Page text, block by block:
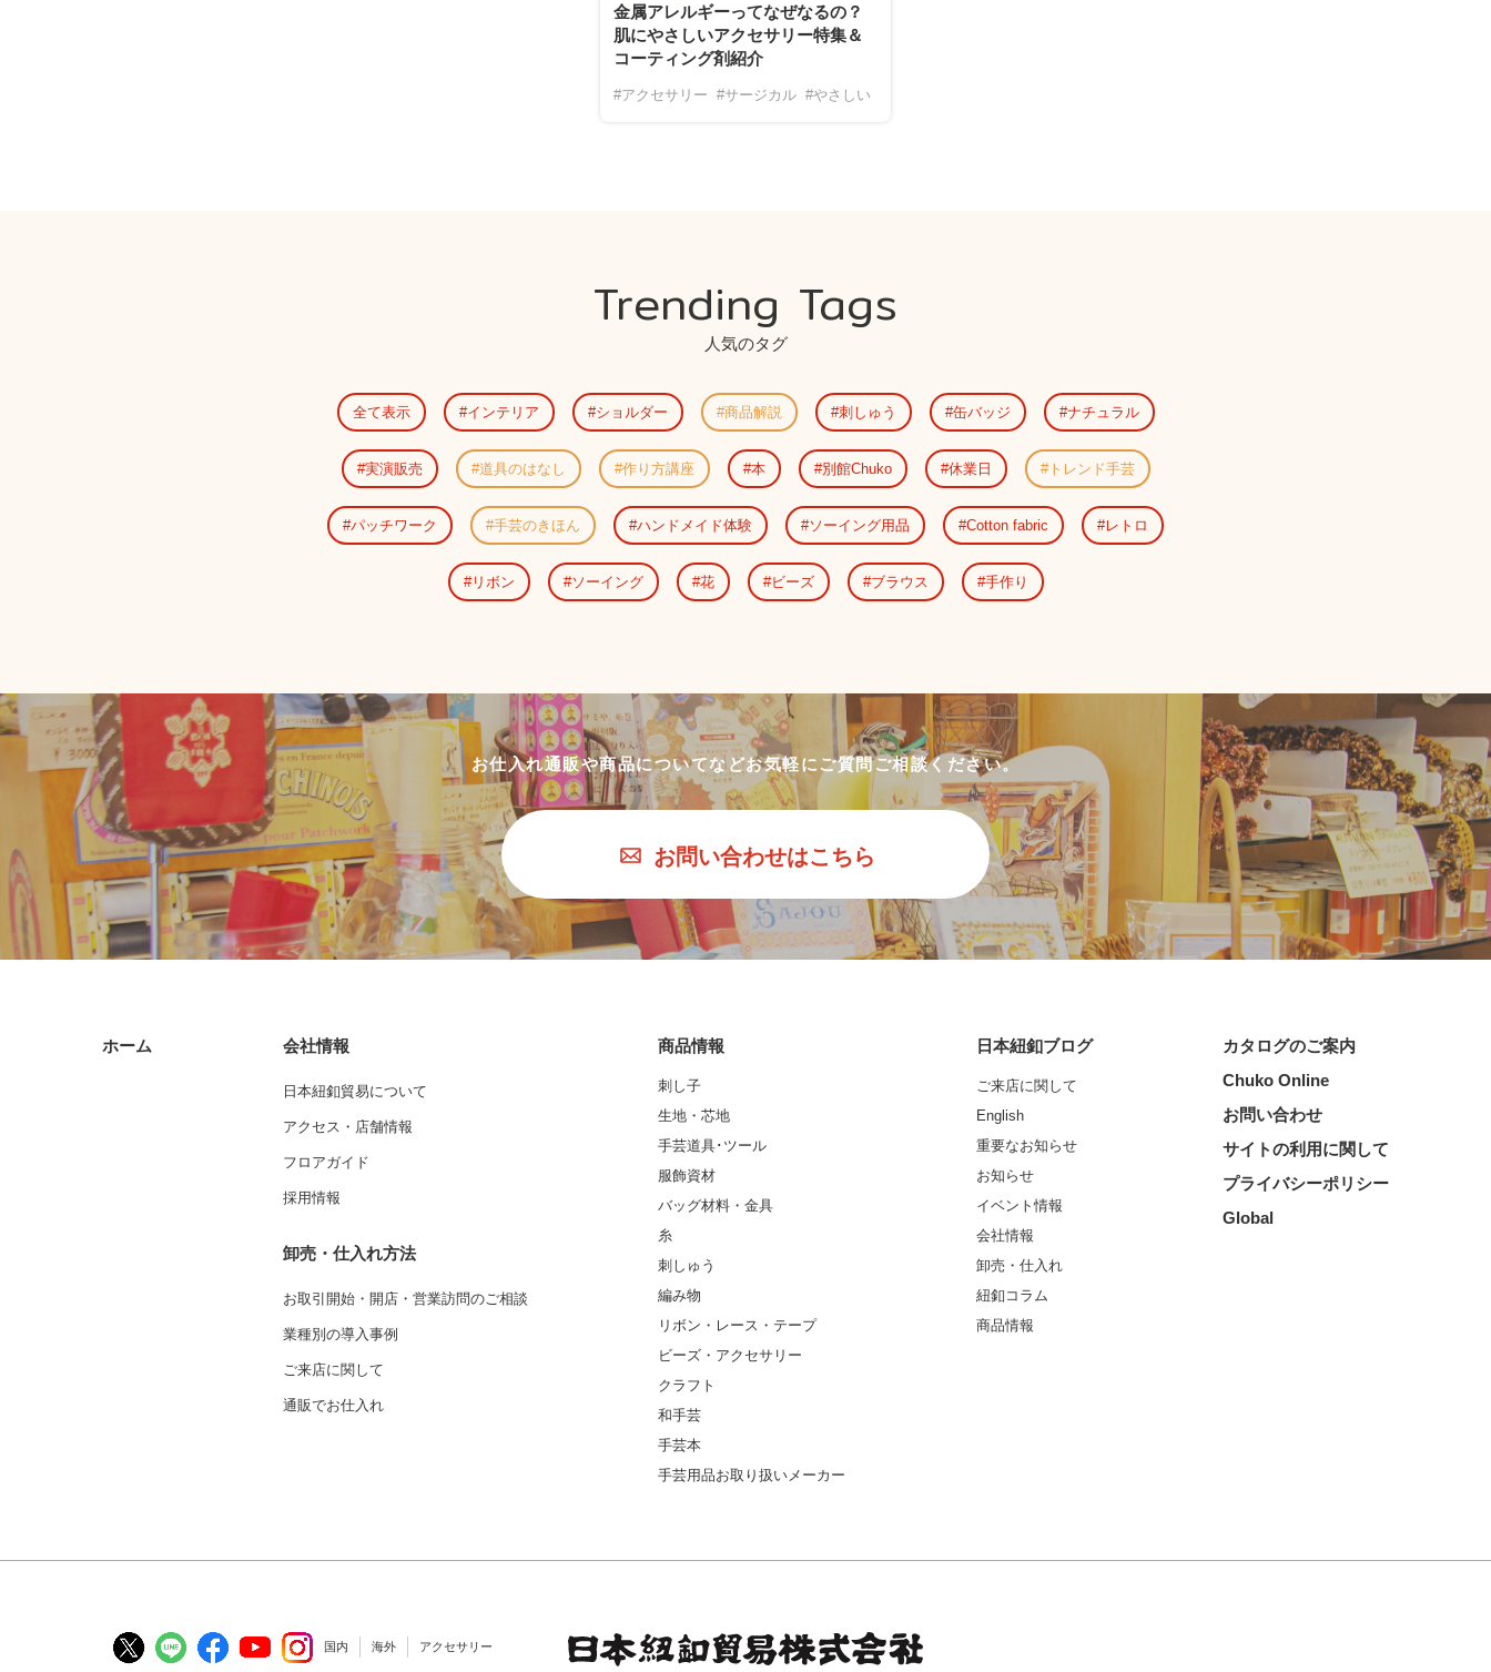
金属アレルギーってなぜなるの？
肌にやさしいアクセサリー特集＆
コーティング剤紹介
#アクセサリー #サージカル #やさしい
Trending Tags
人気のタグ
全て表示 インテリア ショルダー 商品解説 刺しゅう 缶バッジ ナチュラル
実演販売 道具のはなし 作り方講座 本 別館Chuko 休業日 トレンド手芸
パッチワーク 手芸のきほん ハンドメイド体験 ソーイング用品 Cotton fabric レトロ
リボン ソーイング 花 ビーズ ブラウス 手作り
お仕入れ通販や商品についてなどお気軽にご質問ご相談ください。
お問い合わせはこちら
ホーム 会社情報
日本紐釦貿易について
アクセス・店舗情報
フロアガイド
採用情報
卸売・仕入れ方法
お取引開始・開店・営業訪問のご相談
業種別の導入事例
ご来店に関して
通販でお仕入れ
商品情報
刺し子
生地・芯地
手芸道具･ツール
服飾資材
バッグ材料・金具
糸
刺しゅう
編み物
リボン・レース・テープ
ビーズ・アクセサリー
クラフト
和手芸
手芸本
手芸用品お取り扱いメーカー
日本紐釦ブログ
ご来店に関して
English
重要なお知らせ
お知らせ
イベント情報
会社情報
卸売・仕入れ
紐釦コラム
商品情報
カタログのご案内
Chuko Online
お問い合わせ
サイトの利用に関して
プライバシーポリシー
Global
国内 海外 アクセサリー